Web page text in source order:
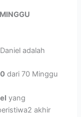
adalah
dari 70 Minggu
yang
akhir